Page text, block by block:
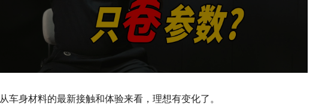
从车身材料的最新接触和体验来看，理想有变化了。